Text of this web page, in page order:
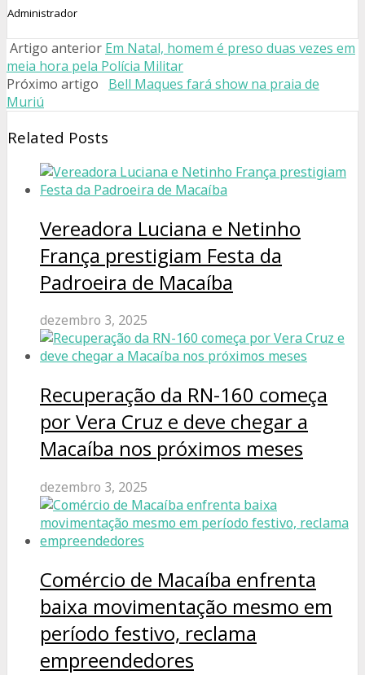
Administrador
Artigo anterior Em Natal, homem é preso duas vezes em
meia hora pela Polícia Militar
Próximo artigo
Bell Maques fará show na praia de
Muriú
Related Posts
Vereadora Luciana e Netinho
França prestigiam Festa da
Padroeira de Macaíba
dezembro 3, 2025
Recuperação da RN-160 começa
por Vera Cruz e deve chegar a
Macaíba nos próximos meses
dezembro 3, 2025
Comércio de Macaíba enfrenta
baixa movimentação mesmo em
período festivo, reclama
empreendedores